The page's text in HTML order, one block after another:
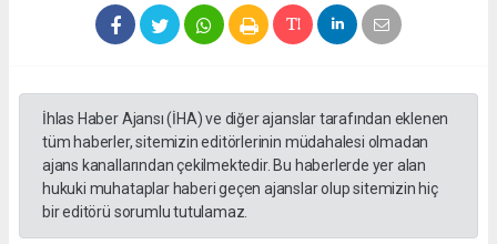
İhlas Haber Ajansı (İHA) ve diğer ajanslar tarafından eklenen
tüm haberler, sitemizin editörlerinin müdahalesi olmadan
ajans kanallarından çekilmektedir. Bu haberlerde yer alan
hukuki muhataplar haberi geçen ajanslar olup sitemizin hiç
bir editörü sorumlu tutulamaz.